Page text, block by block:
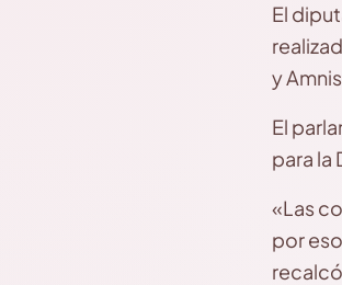
El
y
El
para la
«Las
por